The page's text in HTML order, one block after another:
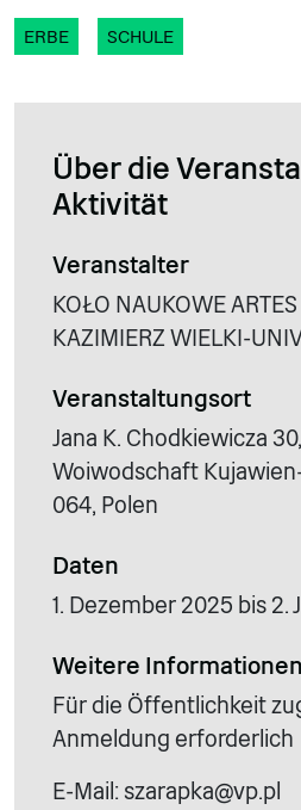
ERBE SCHULE
Über die
Aktivität
Veranstalter
KOŁO NAUKOWE
KAZIMIERZ WIELKI-
Veranstaltungsort
Jana K. Chodkiewicza
Woiwodschaft
064, Polen
Daten
1. Dezember 2025 bis 2.
Weitere Informationen
Für die Öffentlichkeit
Anmeldung erforderlich
E-Mail: szarapka@vp.pl